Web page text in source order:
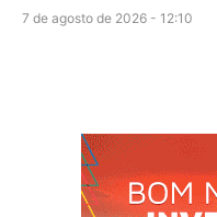
7 de agosto de 2026 - 12:10